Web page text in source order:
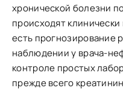
хронической болезни
происходят
есть прогнозирование
наблюдении у врача-
контроле простых
прежде всего